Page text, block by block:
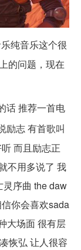
纯音乐这个很
的问题，现在
话 推荐一首电
励志 有首歌叫
而且励志正
不用多说了 我
序曲 the daw
你会喜欢sada
大场面 很有层
恢弘 让人很容